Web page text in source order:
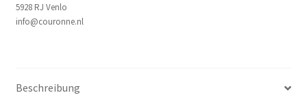
5928 RJ Venlo
info@couronne.nl
Beschreibung